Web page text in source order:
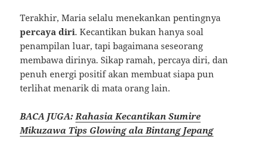
Terakhir, Maria selalu menekankan pentingnya
percaya diri. Kecantikan bukan hanya soal
penampilan luar, tapi bagaimana seseorang
membawa dirinya. Sikap ramah, percaya diri, dan
penuh energi positif akan membuat siapa pun
terlihat menarik di mata orang lain.
BACA JUGA:Rahasia Kecantikan Sumire
Mikuzawa Tips Glowing ala Bintang Jepang